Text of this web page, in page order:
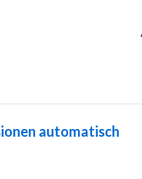
automatisch